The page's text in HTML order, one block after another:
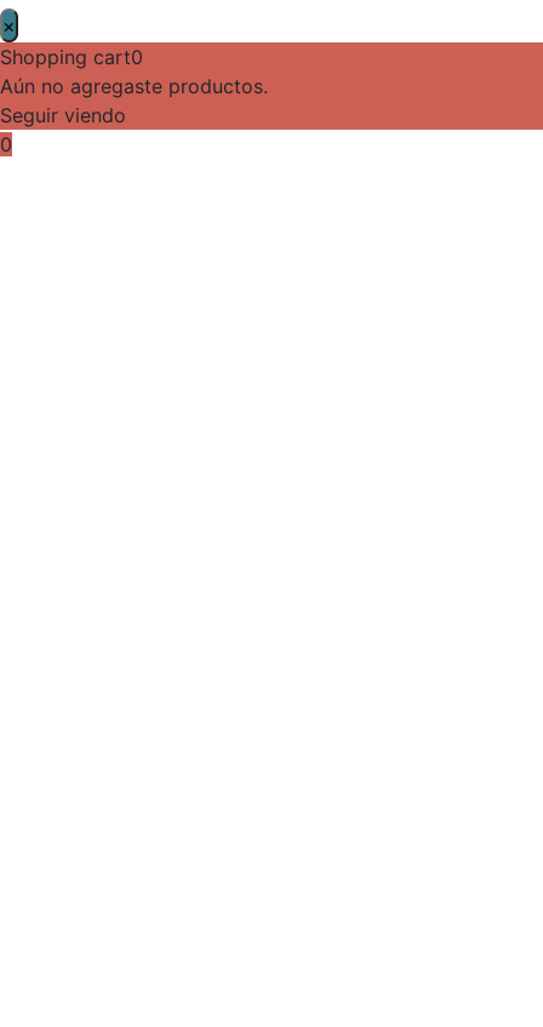
×
Shopping cart0
Aún no agregaste productos.
Seguir viendo
0